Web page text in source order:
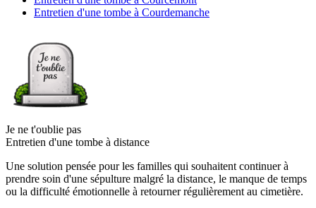
Entretien d'une tombe à Courdemanche
Je ne t'oublie pas
Entretien d'une tombe à distance
Une solution pensée pour les familles qui souhaitent continuer à
prendre soin d'une sépulture malgré la distance, le manque de temps
ou la difficulté émotionnelle à retourner régulièrement au cimetière.